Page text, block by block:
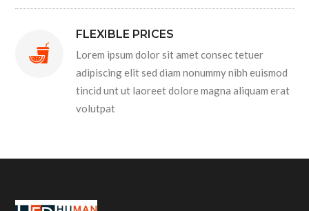
FLEXIBLE PRICES
Lorem ipsum dolor sit amet consec tetuer
adipiscing elit sed diam nonummy nibh euismod
tincid unt ut laoreet dolore magna aliquam erat
volutpat